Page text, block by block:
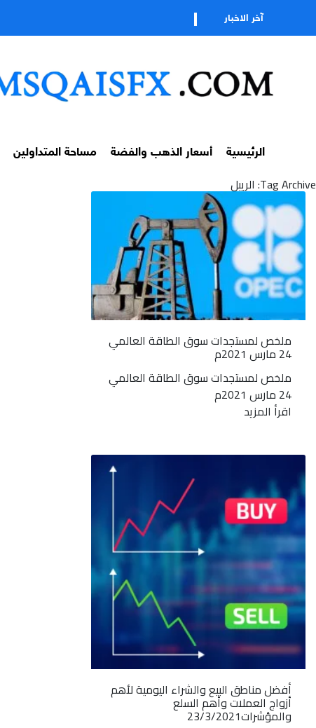
آخر الاخبار
الرئيسية أسعار الذهب والفضة مساحة المتداولين
Tag Archive: الريبل
ملخص لمستجدات سوق الطاقة العالمي
24 مارس 2021م
ملخص لمستجدات سوق الطاقة العالمي
24 مارس 2021م
اقرأ المزيد
أفضل مناطق البيع والشراء اليومية لأهم
أزواج العملات وأهم السلع
والمؤشرات23/3/2021